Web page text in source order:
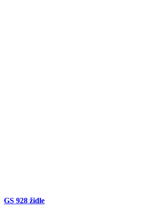
GS 928 židle